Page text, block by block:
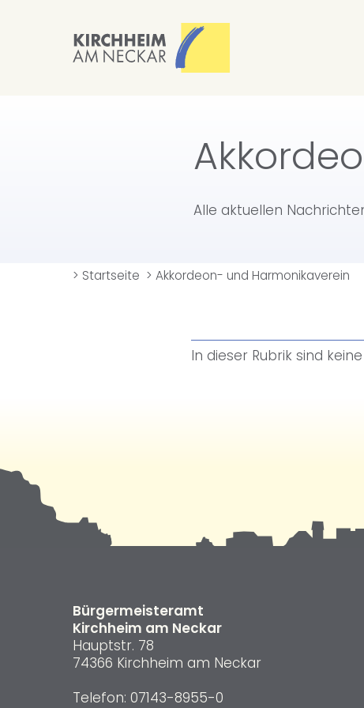
Alle aktuellen
> Startseite > Akkordeon- und Harmonikaverein
In dieser Rubrik sind
Bürgermeisteramt
Kirchheim am Neckar
Hauptstr. 78
74366 Kirchheim am Neckar
Telefon: 07143-8955-0